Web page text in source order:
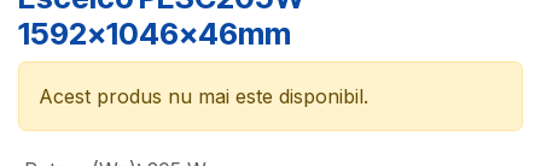
1592x1046x46mm
Acest produs nu mai este disponibil.